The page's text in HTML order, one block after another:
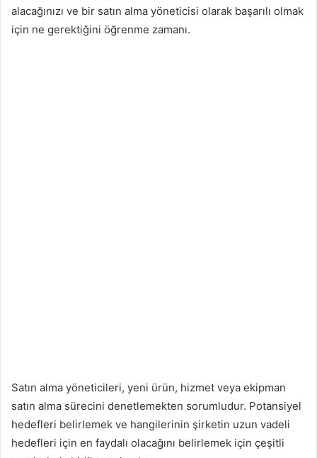
alacağınızı ve bir satın alma yöneticisi olarak başarılı olmak
için ne gerektiğini öğrenme zamanı.
Satın alma yöneticileri, yeni ürün, hizmet veya ekipman
satın alma sürecini denetlemekten sorumludur. Potansiyel
hedefleri belirlemek ve hangilerinin şirketin uzun vadeli
hedefleri için en faydalı olacağını belirlemek için çeşitli